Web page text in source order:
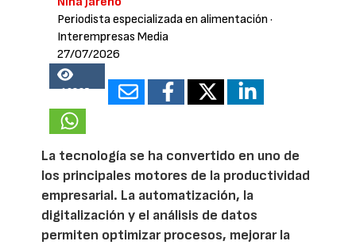
Periodista especializada en alimentación ·
Interempresas Media
27/07/2026
16825
La tecnología se ha convertido en uno de
los principales motores de la productividad
empresarial. La automatización, la
digitalización y el análisis de datos
permiten optimizar procesos, mejorar la